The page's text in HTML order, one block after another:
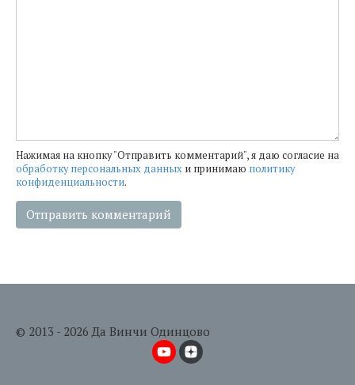
Нажимая на кнопку "Отправить комментарий", я даю согласие на
обработку персональных данных и принимаю политику
конфиденциальности.
© 2013 - 2026 Да Винчи Одинцово